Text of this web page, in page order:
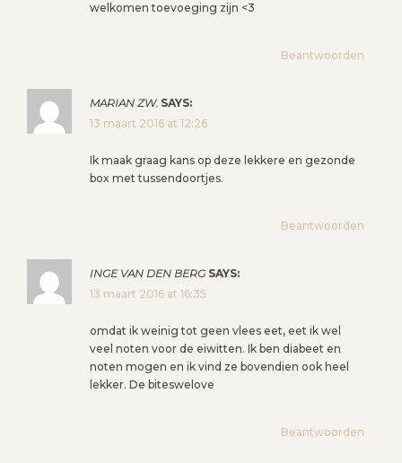
welkomen toevoeging zijn <3
Beantwoorden
MARIAN ZW. SAYS:
13 maart 2016 at 12:26
Ik maak graag kans op deze lekkere en gezonde
box met tussendoortjes.
Beantwoorden
INGE VAN DEN BERG SAYS:
13 maart 2016 at 16:35
omdat ik weinig tot geen vlees eet, eet ik wel
veel noten voor de eiwitten. Ik ben diabeet en
noten mogen en ik vind ze bovendien ook heel
lekker. De biteswelove
Beantwoorden